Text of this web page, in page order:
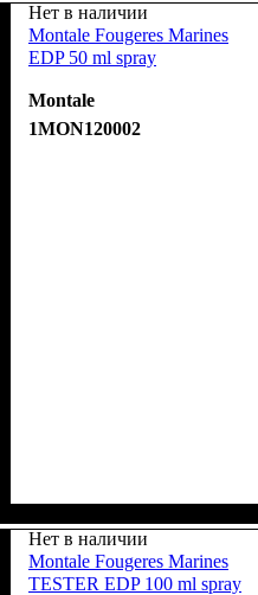
Нет в наличии
Montale Fougeres Marines
EDP 50 ml spray
Montale
1MON120002
Нет в наличии
Montale Fougeres Marines
TESTER EDP 100 ml spray